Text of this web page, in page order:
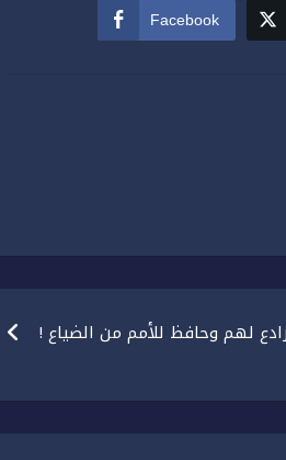
Facebook
لهم وحافظ للأمم من الضياع !